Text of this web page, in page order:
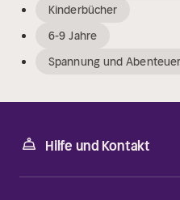
Kinderbücher
6-9 Jahre
Spannung und
Hilfe und Kontakt